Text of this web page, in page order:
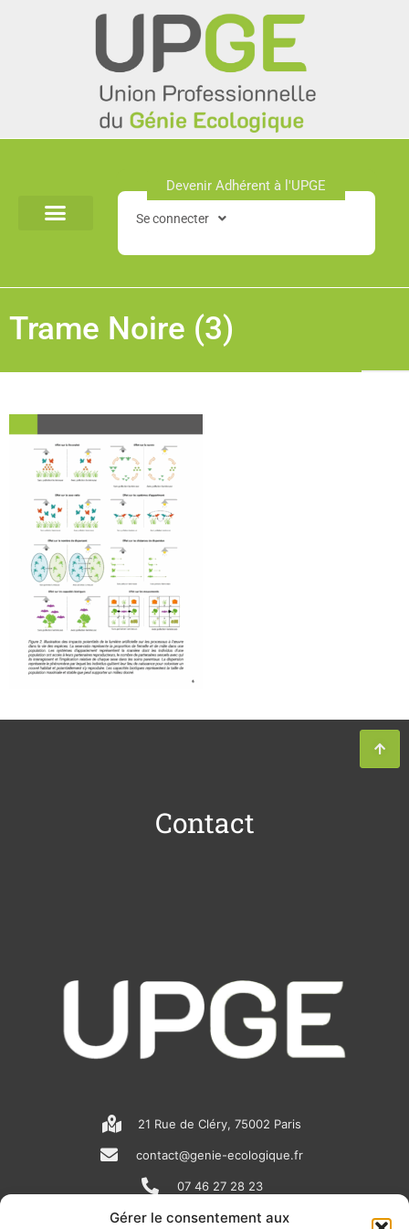
Gérer le consentement aux
Devenir Adhérent à l'UPGE​
Se connecter
Trame Noire (3)
Contact
21 Rue de Cléry, 75002 Paris
contact@genie-ecologique.fr
07 46 27 28 23